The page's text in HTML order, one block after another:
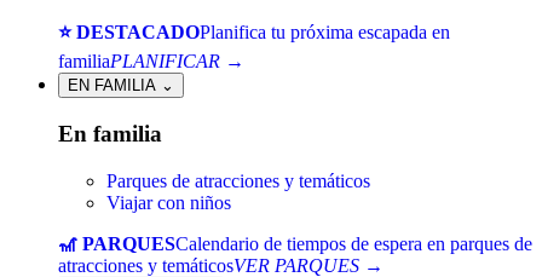
⭐ DESTACADOPlanifica tu próxima escapada en
familiaPLANIFICAR →
EN FAMILIA ⌄
En familia
Parques de atracciones y temáticos
Viajar con niños
🎢 PARQUESCalendario de tiempos de espera en parques de
atracciones y temáticosVER PARQUES →